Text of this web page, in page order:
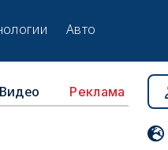
Авто
Реклама